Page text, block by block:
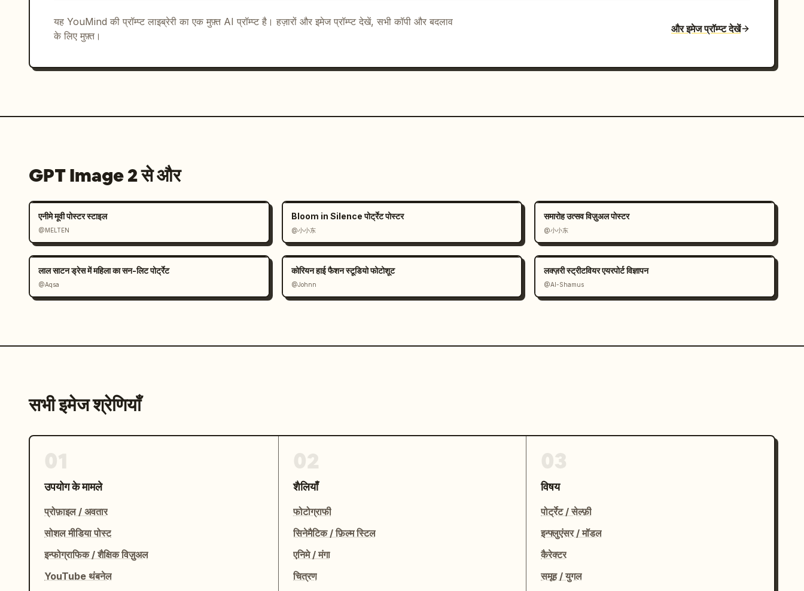
यह YouMind की प्रॉम्प्ट लाइब्रेरी का एक मुफ़्त AI प्रॉम्प्ट है। हज़ारों और इमेज प्रॉम्प्ट देखें, सभी कॉपी और बदलाव
के लिए मुफ़्त।
और इमेज प्रॉम्प्ट देखें
GPT Image 2 से और
एनीमे मूवी पोस्टर स्टाइल
@MELTEN
Bloom in Silence पोर्ट्रेट पोस्टर
@小小东
समारोह उत्सव विज़ुअल पोस्टर
@小小东
लाल साटन ड्रेस में महिला का सन-लिट पोर्ट्रेट
@Aqsa
कोरियन हाई फैशन स्टूडियो फोटोशूट
@Johnn
लक्ज़री स्ट्रीटवियर एयरपोर्ट विज्ञापन
@Al-Shamus
सभी इमेज श्रेणियाँ
उपयोग के मामले
प्रोफ़ाइल / अवतार
सोशल मीडिया पोस्ट
इन्फोग्राफिक / शैक्षिक विज़ुअल
YouTube थंबनेल
शैलियाँ
फोटोग्राफी
सिनेमैटिक / फ़िल्म स्टिल
एनिमे / मंगा
चित्रण
विषय
पोर्ट्रेट / सेल्फ़ी
इन्फ्लुएंसर / मॉडल
कैरेक्टर
समूह / युगल